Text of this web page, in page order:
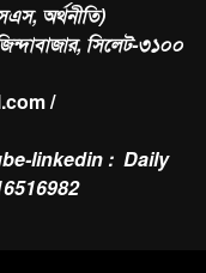
অর্থনীতি)
সিলেট-৩১০০
/
linkedin : Daily